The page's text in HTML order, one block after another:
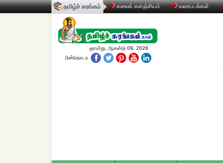
தமிழ்ச் சுரங்கம் கலைக் களஞ்சியம் வரைபடங்கள்
ஞாயிறு, ஆகஸ்டு 09, 2026
பின்தொடர